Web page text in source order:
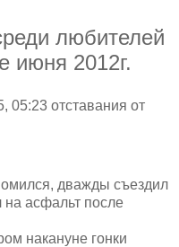
любителей
июня 2012г.
05:23 отставания от
дважды съездил
на асфальт после
накануне гонки